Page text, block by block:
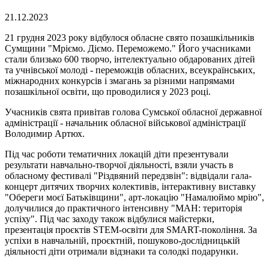
21.12.2023
21 грудня 2023 року відбулося обласне свято позашкільників
Сумщини "Мріємо. Діємо. Переможемо." Його учасниками
стали близько 600 творчо, інтелектуально обдарованих дітей
та учнівської молоді - переможців обласних, всеукраїнських,
міжнародних конкурсів і змагань за різними напрямами
позашкільної освіти, що проводилися у 2023 році.
Учасників свята привітав голова Сумської обласної державної
адміністрації - начальник обласної військової адміністрації
Володимир Артюх.
Під час роботи тематичних локацій діти презентували
результати навчально-творчої діяльності, взяли участь в
обласному фестивалі "Різдвяний передзвін": відвідали гала-
концерт дитячих творчих колективів, інтерактивну виставку
"Обереги моєї Батьківщини", арт-локацію "Намалюймо мрію",
долучилися до практичного інтенсивну "МАН: територія
успіху". Під час заходу також відбулися майстерки,
презентація проєктів STEM-освіти для SMART-покоління. За
успіхи в навчальній, проєктній, пошуково-дослідницькій
діяльності діти отримали відзнаки та солодкі подарунки.